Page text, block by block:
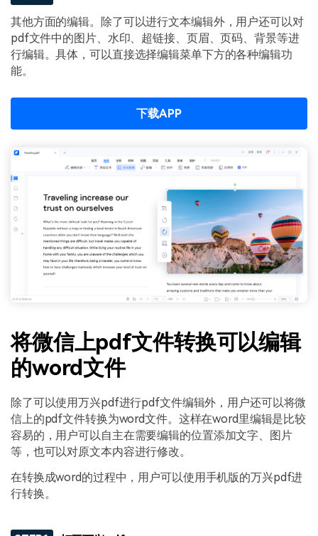
其他方面的编辑。除了可以进行文本编辑外，用户还可以对
pdf文件中的图片、水印、超链接、页眉、页码、背景等进
行编辑。具体，可以直接选择编辑菜单下方的各种编辑功
能。
下载APP
将微信上pdf文件转换可以编辑
的word文件
除了可以使用万兴pdf进行pdf文件编辑外，用户还可以将微
信上的pdf文件转换为word文件。这样在word里编辑是比较
容易的，用户可以自主在需要编辑的位置添加文字、图片
等，也可以对原文本内容进行修改。
在转换成word的过程中，用户可以使用手机版的万兴pdf进
行转换。